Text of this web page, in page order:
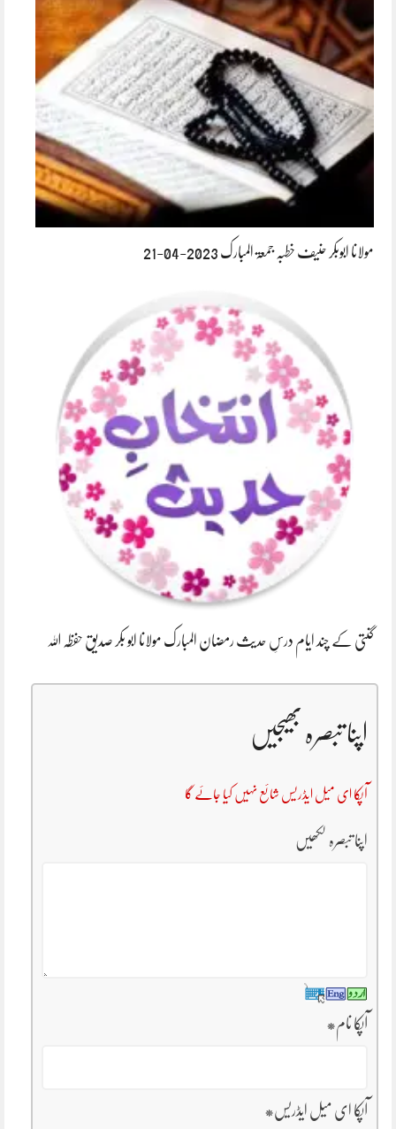
مولانا ابوبکر حنیف خطبہ جمعۃ المبارک 2023-04-21
گنتی کے چند ایام درسِ حدیث رمضان المبارک مولانا ابو بکر صدیق حفظہ اللہ
اپنا تبصرہ بھیجیں
آپکا ای میل ایڈریس شائع نہیں کیا جائے گا
اپنا تبصرہ لکھیں
آپکا نام*
آپکا ای میل ایڈریس*